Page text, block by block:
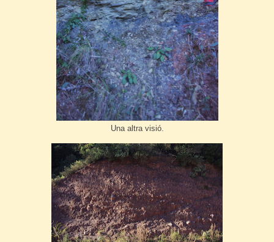
Una altra visió.